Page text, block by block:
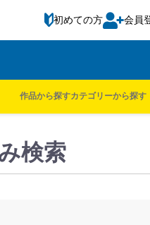
初めての方 会員
作品から探すカテゴリーから探す
検索